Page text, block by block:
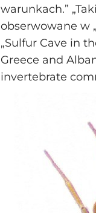
warunkach.”
obserwowane w
„Sulfur Cave in
Greece and
invertebrate